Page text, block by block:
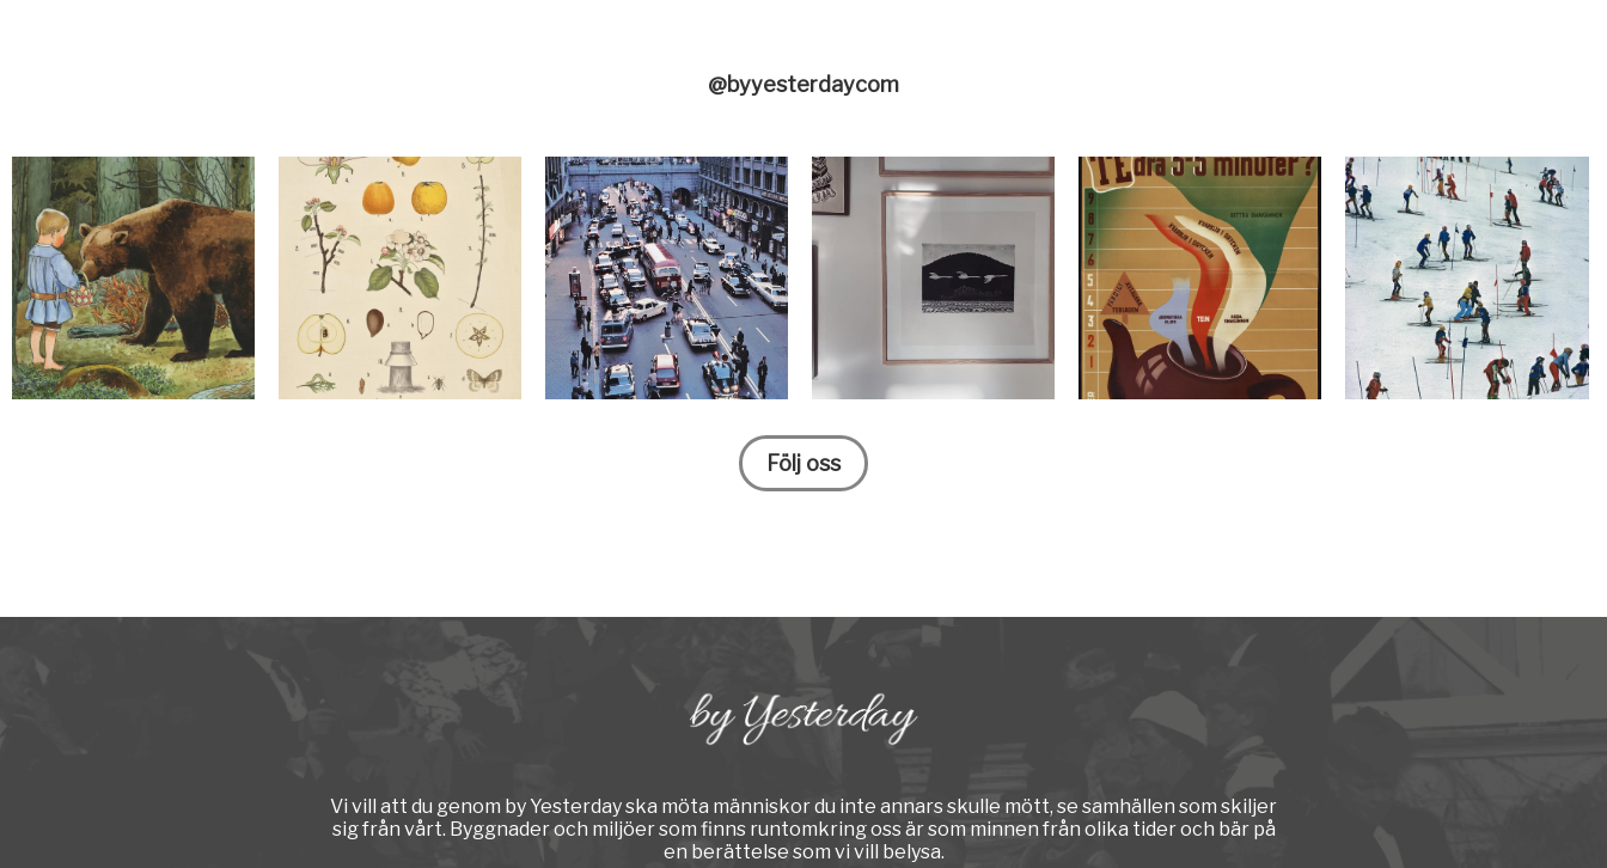
@byyesterdaycom
Följ oss
Vi vill att du genom by Yesterday ska möta människor du inte annars skulle mött, se samhällen som skiljer
sig från vårt. Byggnader och miljöer som finns runtomkring oss är som minnen från olika tider och bär på
en berättelse som vi vill belysa.